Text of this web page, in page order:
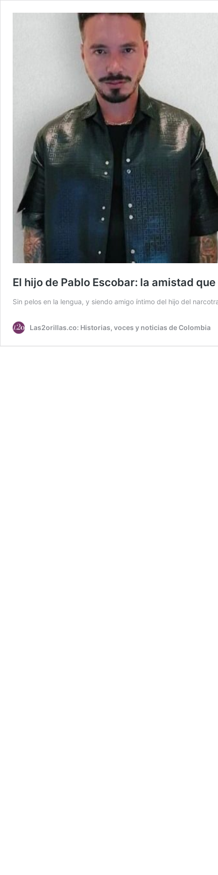
El hijo de Pablo Escobar: la amistad
Sin pelos en la lengua, y siendo amigo íntimo del hijo del
Las2orillas.co: Historias, voces y noticias de Colombia